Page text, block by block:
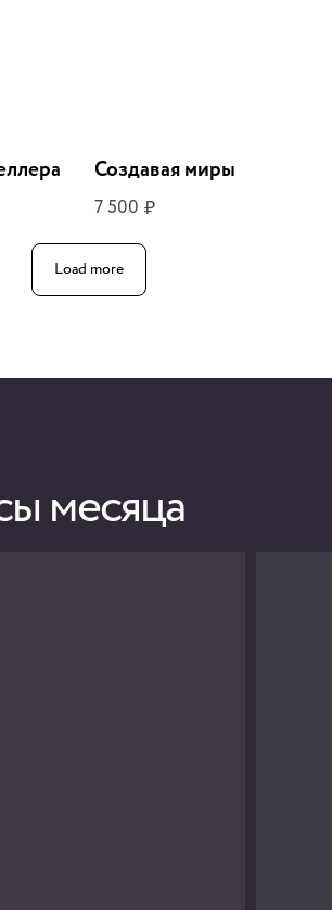
Создавая миры
7 500 ₽
Load more
месяца